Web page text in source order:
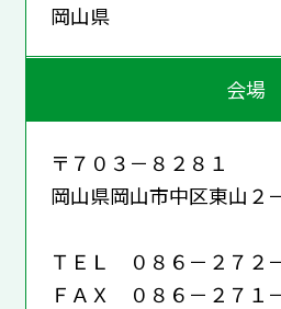
岡山県
会場
〒７０３－８２８１
岡山県岡山市中区東山
ＴＥＬ ０８６－２７２
ＦＡＸ ０８６－２７１